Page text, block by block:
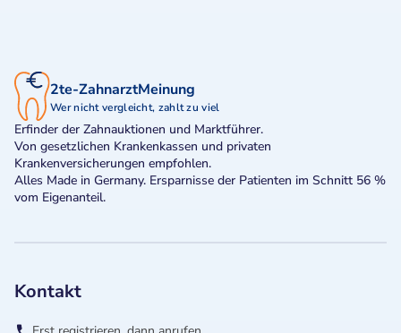
2te-ZahnarztMeinung
Wer nicht vergleicht, zahlt zu viel
Erfinder der Zahnauktionen und Marktführer.
Von gesetzlichen Krankenkassen und privaten
Krankenversicherungen empfohlen.
Alles Made in Germany. Ersparnisse der Patienten im Schnitt 56 %
vom Eigenanteil.
Kontakt